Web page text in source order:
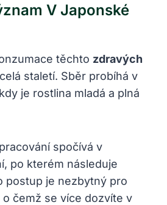
V Japonské
těchto zdravých
staletí. Sběr probíhá v
je rostlina mladá a plná
spočívá v
po kterém následuje
postup je nezbytný pro
o čemž se více dozvíte v